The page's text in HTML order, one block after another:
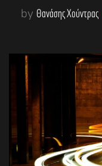
by Θανάσης Χούντρας